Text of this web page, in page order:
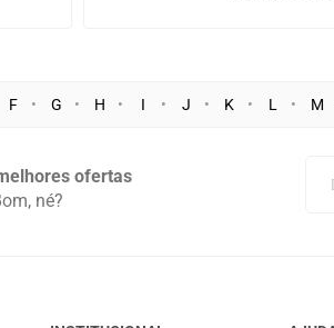
F G H I J K L M
ofertas
né?